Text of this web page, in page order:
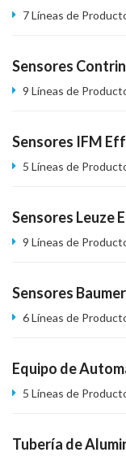
7 Líneas de
Sensores
9 Líneas de
Sensores IFM
5 Líneas de
Sensores Leuze
9 Líneas de
Sensores Baumer
6 Líneas de
Equipo de
5 Líneas de
Tubería de